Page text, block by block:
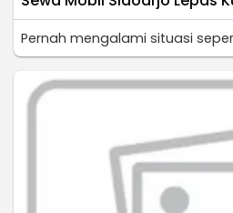
Pernah mengalami situasi